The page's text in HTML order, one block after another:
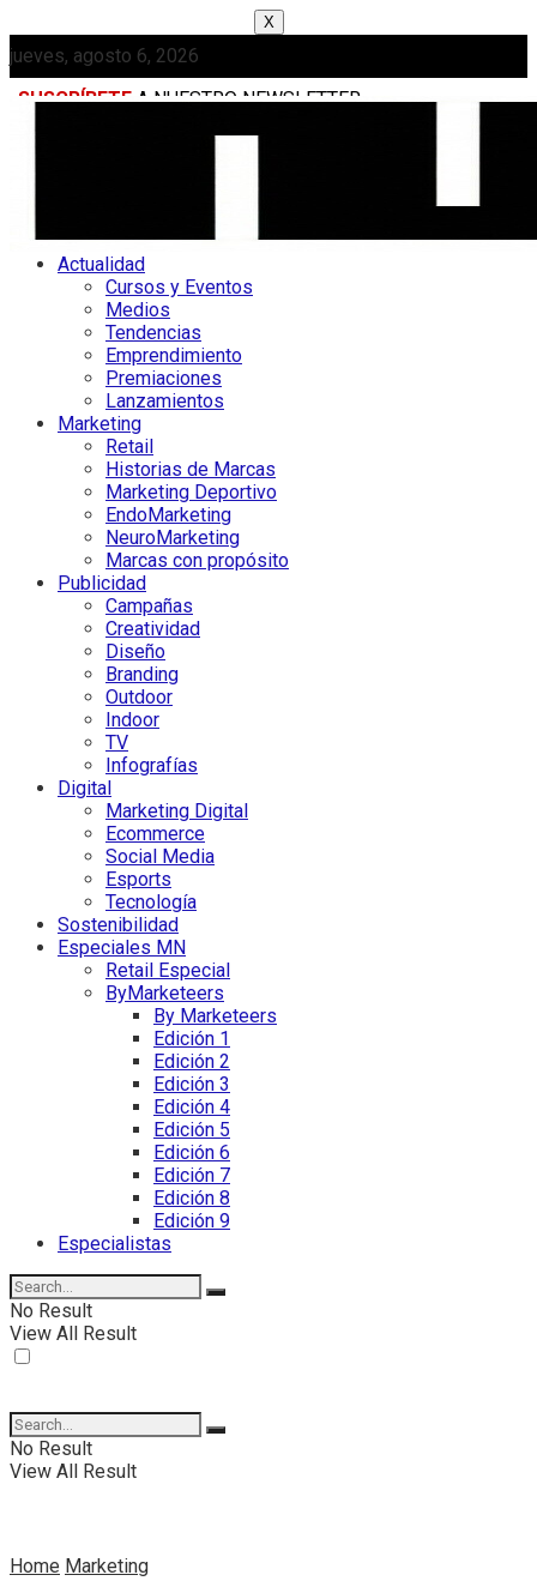
X
jueves, agosto 6, 2026
SUSCRÍBETE A NUESTRO NEWSLETTER
Actualidad
Cursos y Eventos
Medios
Tendencias
Emprendimiento
Premiaciones
Lanzamientos
Marketing
Retail
Historias de Marcas
Marketing Deportivo
EndoMarketing
NeuroMarketing
Marcas con propósito
Publicidad
Campañas
Creatividad
Diseño
Branding
Outdoor
Indoor
TV
Infografías
Digital
Marketing Digital
Ecommerce
Social Media
Esports
Tecnología
Sostenibilidad
Especiales MN
Retail Especial
ByMarketeers
By Marketeers
Edición 1
Edición 2
Edición 3
Edición 4
Edición 5
Edición 6
Edición 7
Edición 8
Edición 9
Especialistas
No Result
View All Result
No Result
View All Result
Home Marketing